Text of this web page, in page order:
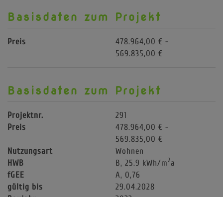
Basisdaten zum Projekt
Preis
478.964,00 € -
569.835,00 €
Basisdaten zum Projekt
Projektnr.
291
Preis
478.964,00 € -
569.835,00 €
Nutzungsart
Wohnen
HWB
B, 25.9 kWh/m2a
fGEE
A, 0,76
gültig bis
29.04.2028